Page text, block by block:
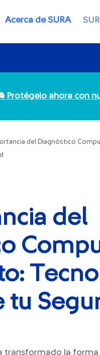
Acerca de SURA
Protégelo ahora con
del Diagnóstico
del
tu
transformado la